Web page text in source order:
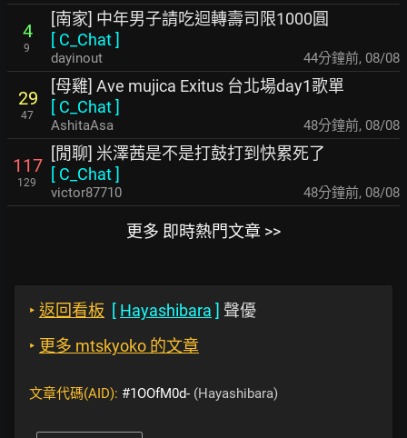
4
9
[南家] 中年男子請吃迴轉壽司限1000圓
[ C_Chat]
dayinout 44分鐘前, 08/08
29
47
[母雞] Ave mujica Exitus 台北場day1歌單
[ C_Chat]
AshitaAsa 48分鐘前, 08/08
117
129
[閒聊] 米澤茜是不是打鼓打到快累死了
[ C_Chat]
victor87710 48分鐘前, 08/08
更多 即時熱門文章 >>
‣ 返回看板 [ Hayashibara ] 聲優
‣ 更多 mtskyoko 的文章
文章代碼(AID): #1OOfM0d- (Hayashibara)